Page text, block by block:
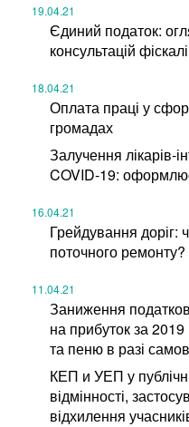
19.04.21
Єдиний податок:
консультацій
18.04.21
Оплата праці у
громадах
Залучення лікарів-
COVID-19:
16.04.21
Грейдування доріг:
поточного ремонту?
11.04.21
Заниження
на прибуток за
та пеню в разі
КЕП и УЕП у
відмінності,
відхилення